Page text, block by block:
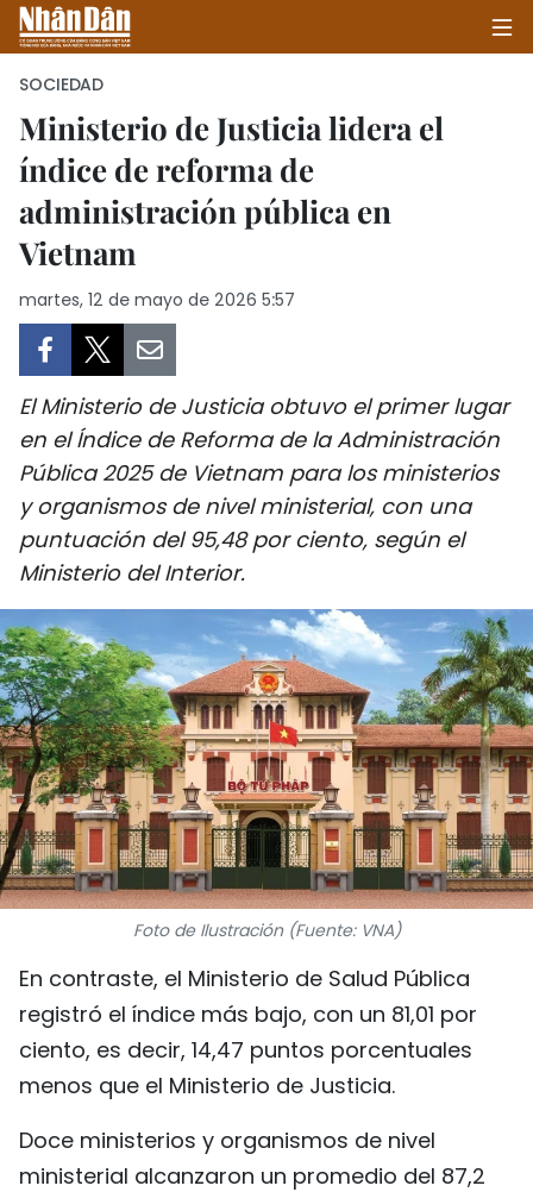
INICIO
POLÍTICA
SALUD - MEDIO AMBIENTE
CULTURA - ENTRETENIMIENTO
INTERNACIONAL
DEPORTES
VIAJES
PUENTE DE AMISTAD
HISTORIAS MULTIMEDIA
FOTOGRAFÍA
¿QUIÉNES SOMOS?
TIẾNG VIỆT
ENGLISH
中文
FRANÇAIS
РУССКИЙ
SOCIEDAD
Ministerio de Justicia lidera el
índice de reforma de
administración pública en
Vietnam
martes, 12 de mayo de 2026 5:57
El Ministerio de Justicia obtuvo el primer lugar
en el Índice de Reforma de la Administración
Pública 2025 de Vietnam para los ministerios
y organismos de nivel ministerial, con una
puntuación del 95,48 por ciento, según el
Ministerio del Interior.
Foto de Ilustración (Fuente: VNA)
En contraste, el Ministerio de Salud Pública
registró el índice más bajo, con un 81,01 por
ciento, es decir, 14,47 puntos porcentuales
menos que el Ministerio de Justicia.
Doce ministerios y organismos de nivel
ministerial alcanzaron un promedio del 87,2